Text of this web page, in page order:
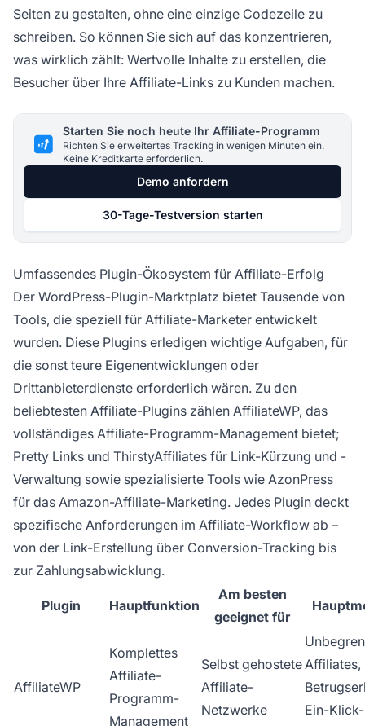
Seiten zu gestalten, ohne eine einzige Codezeile zu
schreiben. So können Sie sich auf das konzentrieren,
was wirklich zählt: Wertvolle Inhalte zu erstellen, die
Besucher über Ihre Affiliate-Links zu Kunden machen.
Starten Sie noch heute Ihr Affiliate-Programm
Richten Sie erweitertes Tracking in wenigen Minuten ein.
Keine Kreditkarte erforderlich.
Demo anfordern
30-Tage-Testversion starten
Umfassendes Plugin-Ökosystem für Affiliate-Erfolg
Der WordPress-Plugin-Marktplatz bietet Tausende von
Tools, die speziell für Affiliate-Marketer entwickelt
wurden. Diese Plugins erledigen wichtige Aufgaben, für
die sonst teure Eigenentwicklungen oder
Drittanbieterdienste erforderlich wären. Zu den
beliebtesten Affiliate-Plugins zählen AffiliateWP, das
vollständiges Affiliate-Programm-Management bietet;
Pretty Links und ThirstyAffiliates für Link-Kürzung und -
Verwaltung sowie spezialisierte Tools wie AzonPress
für das Amazon-Affiliate-Marketing. Jedes Plugin deckt
spezifische Anforderungen im Affiliate-Workflow ab –
von der Link-Erstellung über Conversion-Tracking bis
zur Zahlungsabwicklung.
Plugin Hauptfunktion
Am besten
geeignet für
AffiliateWP
Komplettes
Affiliate-
Programm-
Management
Selbst gehostete
Affiliate-
Netzwerke
Affiliates,
Ein-Klick-